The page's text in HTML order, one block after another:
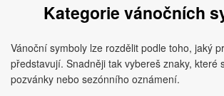
Kategorie vánočních
Vánoční symboly lze rozdělit podle toho, jaký
představují. Snadněji tak vybereš znaky, které
pozvánky nebo sezónního oznámení.